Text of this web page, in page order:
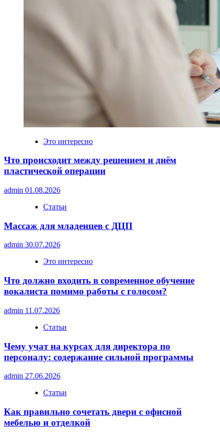
Это интересно
Что происходит между решением и днём
пластической операции
admin 01.08.2026
Статьи
Массаж для младенцев с ДЦП
admin 30.07.2026
Это интересно
Что должно входить в современное обучение
вокалиста помимо работы с голосом?
admin 11.07.2026
Статьи
Чему учат на курсах для директора по
персоналу: содержание сильной программы
admin 27.06.2026
Статьи
Как правильно сочетать двери с офисной
мебелью и отделкой